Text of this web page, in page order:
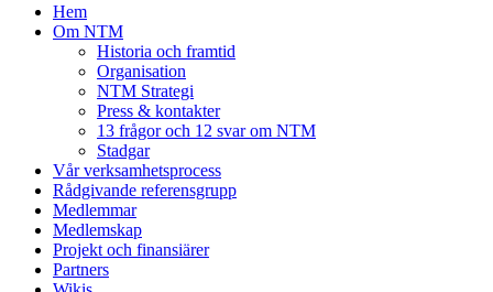
Hem
Om NTM
Historia och framtid
Organisation
NTM Strategi
Press & kontakter
13 frågor och 12 svar om NTM
Stadgar
Vår verksamhetsprocess
Rådgivande referensgrupp
Medlemmar
Medlemskap
Projekt och finansiärer
Partners